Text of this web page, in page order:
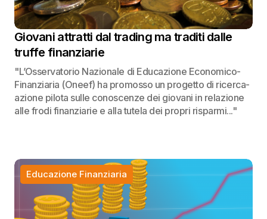
Giovani attratti dal trading ma traditi dalle
truffe finanziarie
"L’Osservatorio Nazionale di Educazione Economico-
Finanziaria (Oneef) ha promosso un progetto di ricerca-
azione pilota sulle conoscenze dei giovani in relazione
alle frodi finanziarie e alla tutela dei propri risparmi..."
Educazione Finanziaria